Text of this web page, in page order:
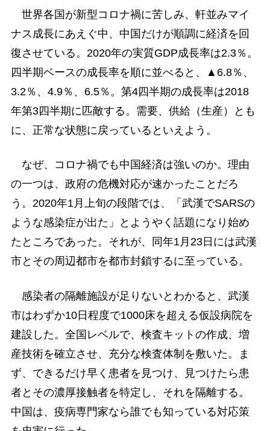
世界各国が新型コロナ禍に苦しみ、軒並みマイ
ナス成長にあえぐ中、中国だけが順調に経済を回
復させている。2020年の実質GDP成長率は2.3％。
四半期ベースの成長率を順に並べると、▲6.8％、
3.2％、4.9％、6.5％。第4四半期の成長率は2018
年第3四半期に匹敵する。需要、供給（生産）とも
に、正常な状態に戻っているといえよう。
なぜ、コロナ禍でも中国経済は強いのか。理由
の一つは、政府の危機対応が速かったことだろ
う。2020年1月上旬の段階では、「武漢でSARSの
ような感染症が出た」とようやく話題になり始め
たところであった。それが、同年1月23日には武漢
市とその周辺都市を都市封鎖するに至っている。
感染者の隔離施設が足りないとわかると、武漢
市はわずか10日程度で1000床を超える仮設病院を
建設した。全国レベルで、検査キットの作成、増
産技術を確立させ、充分な検査体制を敷いた。ま
ず、できるだけ早く患者を見つけ、見つけたら患
者とその濃厚接触者を特定し、それを隔離する。
中国は、疫病専門家なら誰でも知っている対応策